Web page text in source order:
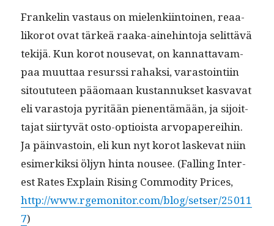
Franke­lin vas­taus on mie­lenki­in­toinen, reaa­
liko­rot ovat tärkeä raa­ka-aine­hin­to­ja selit­tävä
tek­i­jä. Kun korot nou­se­vat, on kan­nat­tavam­
paa muut­taa resurssi rahak­si, varas­toin­ti­in
sitoutu­teen pääo­maan kus­tan­nuk­set kas­va­vat
eli varas­to­ja pyritään pienen­tämään, ja sijoit­
ta­jat siir­tyvät osto-optioista arvopa­perei­hin.
Ja päin­vas­toin, eli kun nyt korot laske­vat niin
esimerkik­si öljyn hin­ta nousee. (Falling Inter­
est Rates Explain Ris­ing Com­mod­i­ty Prices,
http://www.rgemonitor.com/blog/setser/25011
7)